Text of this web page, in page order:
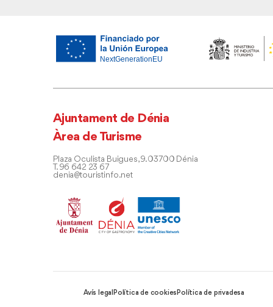
Ajuntament de Dénia
Àrea de Turisme
Plaza Oculista Buigues, 9. 03700 Dénia
T. 96 642 23 67
denia@touristinfo.net
Avís legal Política de cookies Política de privadesa